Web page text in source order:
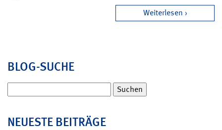
Weiterlesen
BLOG-SUCHE
nach:
NEUESTE BEITRÄGE